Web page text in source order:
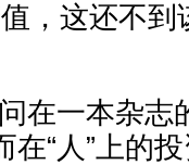
，这还不
在一本杂志
在“人”上的